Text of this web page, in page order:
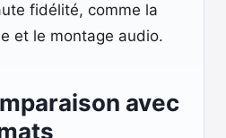
fidélité, comme la
et le montage audio.
avec